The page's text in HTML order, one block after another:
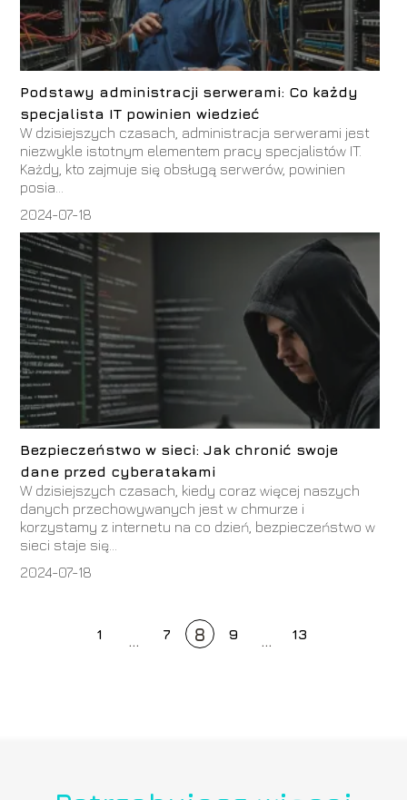
Podstawy administracji serwerami: Co każdy
specjalista IT powinien wiedzieć
W dzisiejszych czasach, administracja serwerami jest
niezwykle istotnym elementem pracy specjalistów IT.
Każdy, kto zajmuje się obsługą serwerów, powinien
posia...
2024-07-18
Bezpieczeństwo w sieci: Jak chronić swoje
dane przed cyberatakami
W dzisiejszych czasach, kiedy coraz więcej naszych
danych przechowywanych jest w chmurze i
korzystamy z internetu na co dzień, bezpieczeństwo w
sieci staje się...
2024-07-18
1 7 8 9 13